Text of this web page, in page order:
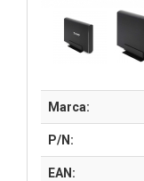
Marca:
P/N:
EAN: